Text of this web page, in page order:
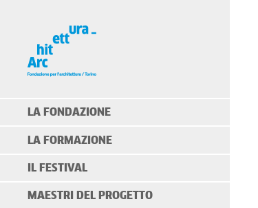
LA FONDAZIONE
LA FORMAZIONE
IL FESTIVAL
MAESTRI DEL PROGETTO